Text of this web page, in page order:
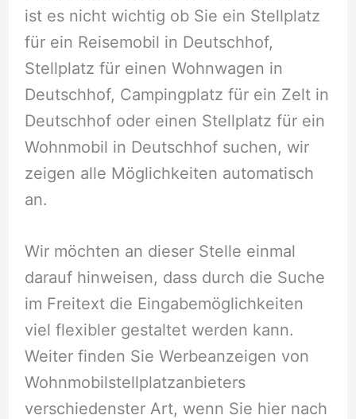
ist es nicht wichtig ob Sie ein Stellplatz
für ein Reisemobil in Deutschhof,
Stellplatz für einen Wohnwagen in
Deutschhof, Campingplatz für ein Zelt in
Deutschhof oder einen Stellplatz für ein
Wohnmobil in Deutschhof suchen, wir
zeigen alle Möglichkeiten automatisch
an.
Wir möchten an dieser Stelle einmal
darauf hinweisen, dass durch die Suche
im Freitext die Eingabemöglichkeiten
viel flexibler gestaltet werden kann.
Weiter finden Sie Werbeanzeigen von
Wohnmobilstellplatzanbieters
verschiedenster Art, wenn Sie hier nach